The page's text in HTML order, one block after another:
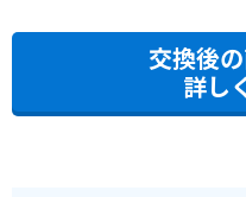
交換後
詳し